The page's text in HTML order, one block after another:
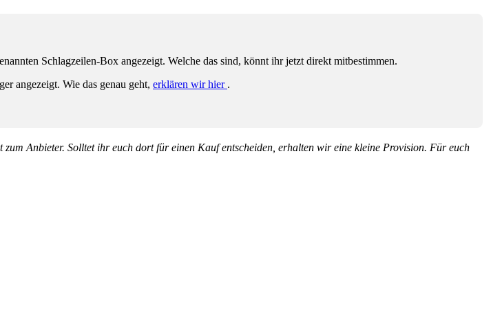
Schlagzeilen-Box angezeigt. Welche das sind, könnt ihr jetzt direkt mitbestimmen.
angezeigt. Wie das genau geht, erklären wir hier .
Anbieter. Solltet ihr euch dort für einen Kauf entscheiden, erhalten wir eine kleine Provision. Für euch